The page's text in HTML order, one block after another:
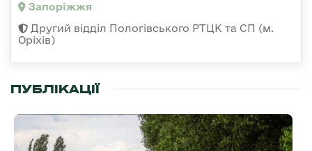
Запоріжжя
Другий відділ Пологівського РТЦК та СП (м.
Оріхів)
ПУБЛІКАЦІЇ